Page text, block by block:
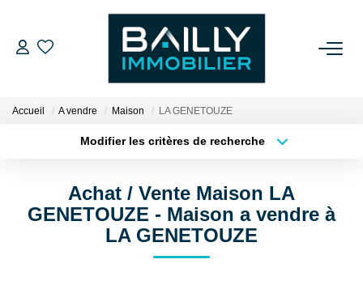
ACHETER
NOS AGENCES
Accueil A vendre Maison LA GENETOUZE
Modifier les critères de recherche
Sélectionnez...
Type de bien
Surface min
Achat / Vente Maison LA
GENETOUZE - Maison a vendre à
LA GENETOUZE